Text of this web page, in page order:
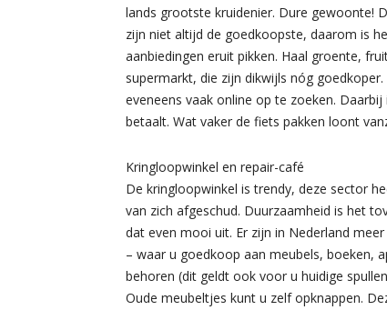
lands grootste kruidenier. Dure gewoonte!
zijn niet altijd de goedkoopste, daarom is
aanbiedingen eruit pikken. Haal groente,
supermarkt, die zijn dikwijls nóg
eveneens vaak online op te zoeken.
betaalt. Wat vaker de fiets pakken loont
Kringloopwinkel en repair-café
De kringloopwinkel is trendy, deze sector
van zich afgeschud. Duurzaamheid is het
dat even mooi uit. Er zijn in Nederland
– waar u goedkoop aan meubels, boeken,
behoren (dit geldt ook voor u huidige
Oude meubeltjes kunt u zelf opknappen.